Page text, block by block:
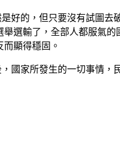
好的，但只要沒有試圖去
選輸了，全部人都服氣的
顯得穩固。
國家所發生的一切事情，